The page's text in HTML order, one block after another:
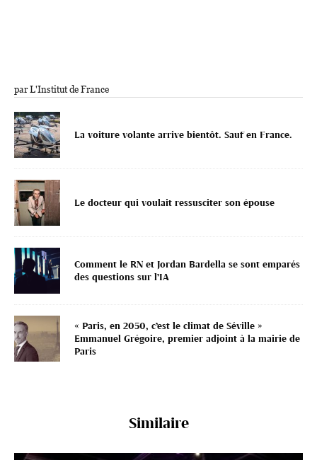
par L'Institut de France
La voiture volante arrive bientôt. Sauf en France.
Le docteur qui voulait ressusciter son épouse
Comment le RN et Jordan Bardella se sont emparés
des questions sur l’IA
« Paris, en 2050, c’est le climat de Séville »
Emmanuel Grégoire, premier adjoint à la mairie de
Paris
Similaire